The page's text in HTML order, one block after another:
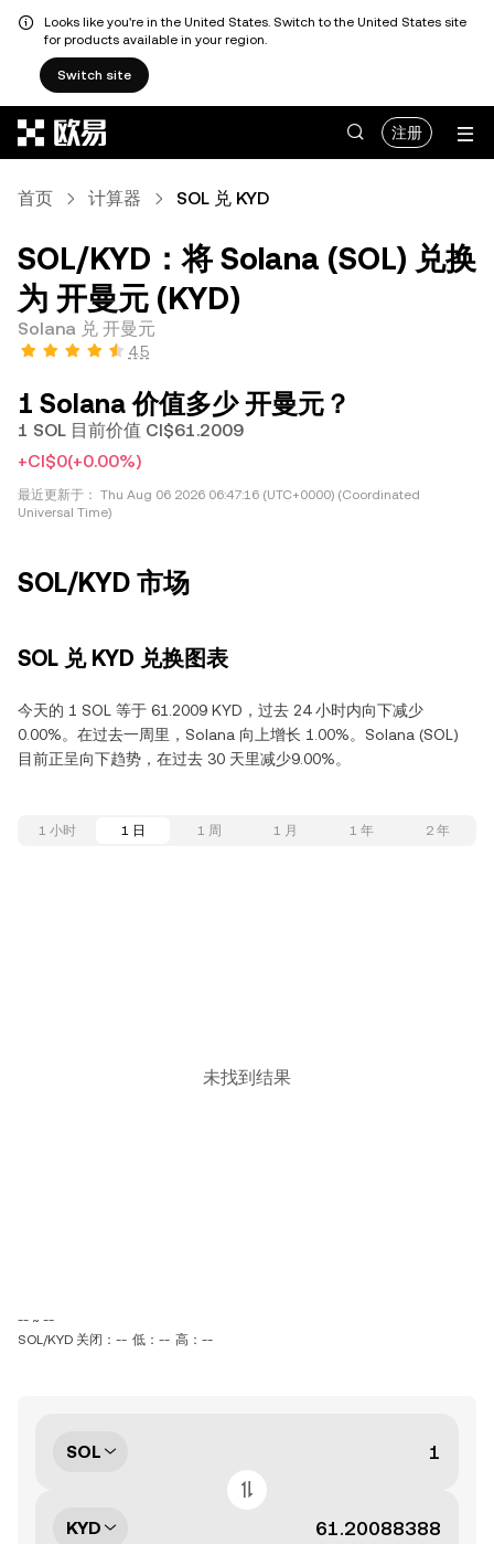
Looks like you're in the United States. Switch to the United States site
for products available in your region.
Switch site
注册
首页 计算器 SOL 兑 KYD
SOL/KYD：将 Solana (SOL) 兑换
为 开曼元 (KYD)
Solana 兑 开曼元
4.5
1 Solana 价值多少 开曼元？
1 SOL 目前价值 CI$61.2009
+CI$0(+0.00%)
最近更新于： Thu Aug 06 2026 06:47:16 (UTC+0000) (Coordinated
Universal Time)
SOL/KYD 市场
SOL 兑 KYD 兑换图表
今天的 1 SOL 等于 61.2009 KYD，过去 24 小时内向下减少
0.00%。在过去一周里，Solana 向上增长 1.00%。Solana (SOL)
目前正呈向下趋势，在过去 30 天里减少9.00%。
1 小时 1 日 1 周 1 月 1 年 2 年
未找到结果
-- ~ --
SOL/KYD 关闭：-- 低：-- 高：--
SOL
KYD